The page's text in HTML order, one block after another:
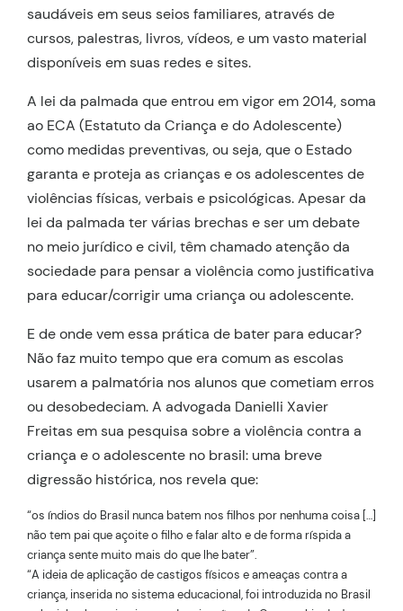
saudáveis em seus seios familiares, através de
cursos, palestras, livros, vídeos, e um vasto material
disponíveis em suas redes e sites.
A lei da palmada que entrou em vigor em 2014, soma
ao ECA (Estatuto da Criança e do Adolescente)
como medidas preventivas, ou seja, que o Estado
garanta e proteja as crianças e os adolescentes de
violências físicas, verbais e psicológicas. Apesar da
lei da palmada ter várias brechas e ser um debate
no meio jurídico e civil, têm chamado atenção da
sociedade para pensar a violência como justificativa
para educar/corrigir uma criança ou adolescente.
E de onde vem essa prática de bater para educar?
Não faz muito tempo que era comum as escolas
usarem a palmatória nos alunos que cometiam erros
ou desobedeciam. A advogada Danielli Xavier
Freitas em sua pesquisa sobre a violência contra a
criança e o adolescente no brasil: uma breve
digressão histórica, nos revela que:
“os índios do Brasil nunca batem nos filhos por nenhuma coisa […]
não tem pai que açoite o filho e falar alto e de forma ríspida a
criança sente muito mais do que lhe bater”.
“A ideia de aplicação de castigos físicos e ameaças contra a
criança, inserida no sistema educacional, foi introduzida no Brasil